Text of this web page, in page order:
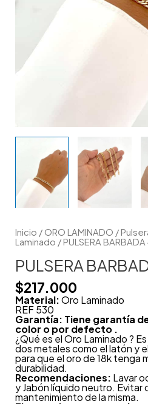
Inicio / ORO LAMINADO /
Laminado / PULSERA
PULSERA
$217.000
Material:Oro Laminado
REF 530
Garantía: Tiene garantía
color o por defecto .
¿Qué es el Oro Laminado ?
dos metales como el latón y
para que el oro de 18k tenga
durabilidad.
Recomendaciones: Lavar
y Jabón líquido neutro. Evitar
mantenimiento de la misma.